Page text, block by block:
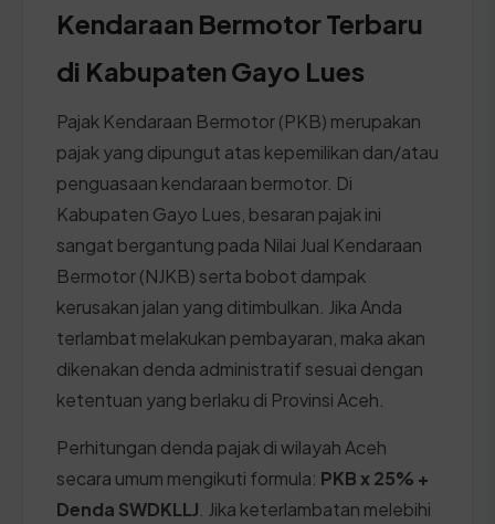
Kendaraan Bermotor Terbaru
di Kabupaten Gayo Lues
Pajak Kendaraan Bermotor (PKB) merupakan
pajak yang dipungut atas kepemilikan dan/atau
penguasaan kendaraan bermotor. Di
Kabupaten Gayo Lues, besaran pajak ini
sangat bergantung pada Nilai Jual Kendaraan
Bermotor (NJKB) serta bobot dampak
kerusakan jalan yang ditimbulkan. Jika Anda
terlambat melakukan pembayaran, maka akan
dikenakan denda administratif sesuai dengan
ketentuan yang berlaku di Provinsi Aceh.
Perhitungan denda pajak di wilayah Aceh
secara umum mengikuti formula: PKB x 25% +
Denda SWDKLLJ . Jika keterlambatan melebihi